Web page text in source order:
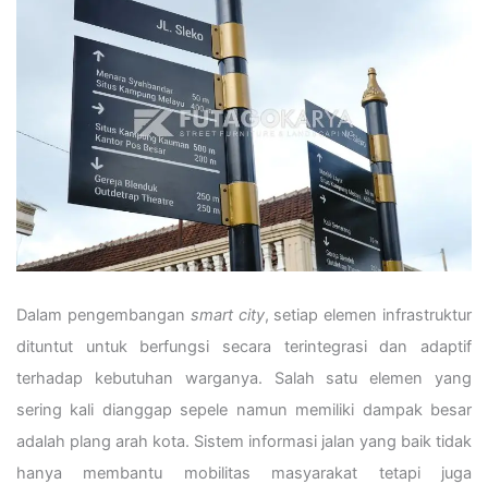
Dalam pengembangan smart city, setiap elemen infrastruktur
dituntut untuk berfungsi secara terintegrasi dan adaptif
terhadap kebutuhan warganya. Salah satu elemen yang
sering kali dianggap sepele namun memiliki dampak besar
adalah plang arah kota. Sistem informasi jalan yang baik tidak
hanya membantu mobilitas masyarakat tetapi juga